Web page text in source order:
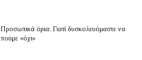
Προσωπικά όρια: Γιατί δυσκολευόμαστε να
πούμε «όχι»